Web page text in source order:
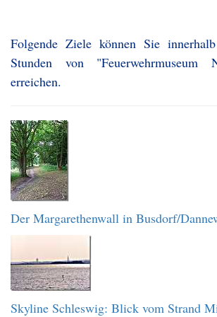
Folgende Ziele können Sie
Stunden von
erreichen.
Der Margarethenwall in Busdorf/
Skyline Schleswig: Blick vom Strand